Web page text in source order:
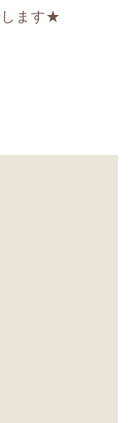
します★